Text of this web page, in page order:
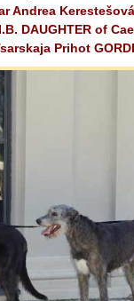
Andrea
DAUGHTER of
Prihot